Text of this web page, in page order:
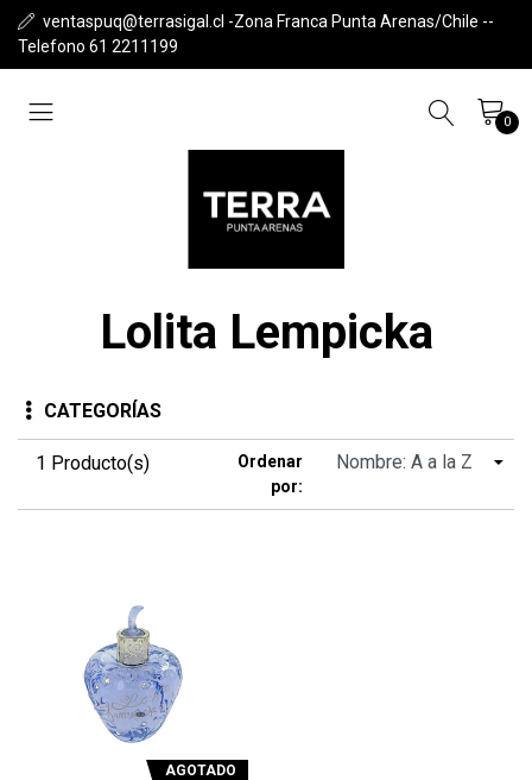
ventaspuq@terrasigal.cl -Zona Franca Punta Arenas/Chile --
Telefono 61 2211199
0
Lolita Lempicka
CATEGORÍAS
1 Producto(s)
Ordenar
por:
AGOTADO